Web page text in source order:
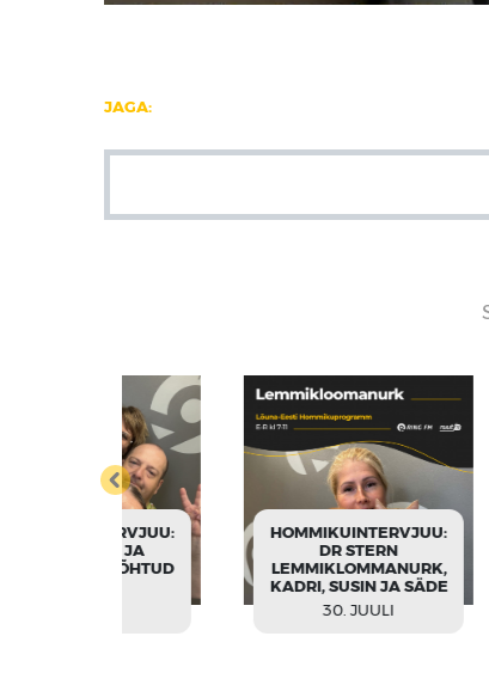
JAGA:
HOMMIKUINTERVJUU:
DR STERN
LEMMIKLOMMANURK,
KADRI, SUSIN JA SÄDE
30. JUULI